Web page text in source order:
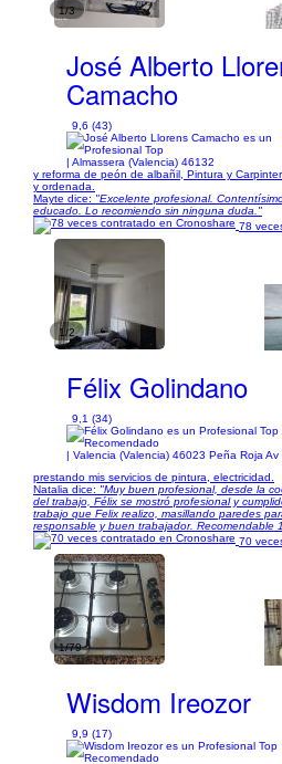
1/3
José Alberto
Camacho
9,6 (43)
| Almassera (Valencia) 46132
y reforma de peón de albañil, Pintura y
y ordenada.
Mayte dice: "Excelente profesional.
educado. Lo recomiendo sin ninguna duda."
78
1/2
Félix Golindano
9,1 (34)
| Valencia (Valencia) 46023 Peña Roja Av
prestando mis servicios de pintura, electricidad.
Natalia dice: "Muy buen profesional, desde la
del trabajo, Félix se mostró profesional y
trabajo que Felix realizo, masillando paredes
responsable y buen trabajador. Recomendable
70
1/79
Wisdom Ireozor
9,9 (17)